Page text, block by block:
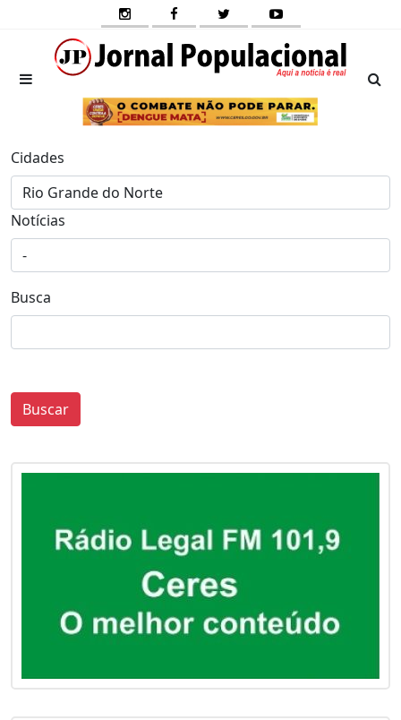
Cidades
Notícias
Busca
Buscar